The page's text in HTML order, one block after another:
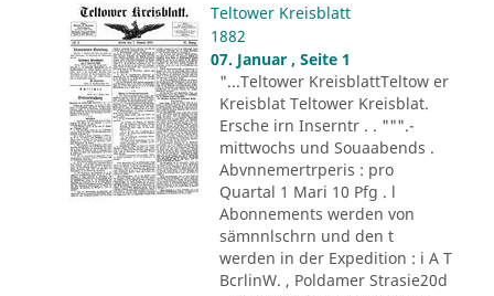
Teltower Kreisblatt
1882
07. Januar , Seite 1
"...Teltower KreisblattTeltow er
Kreisblat Teltower Kreisblat.
Ersche irn Inserntr . . """.-
mittwochs und Souaabends .
Abvnnemertrperis : pro
Quartal 1 Mari 10 Pfg . l
Abonnements werden von
sämnnlschrn und den t
werden in der Expedition : i A T
BcrlinW. , Poldamer Strasie20d